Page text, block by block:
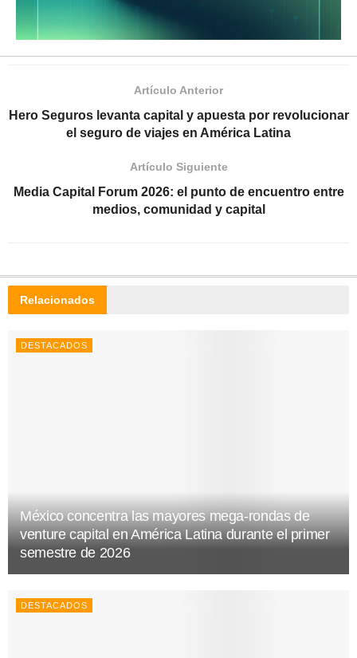
Artículo Anterior
Hero Seguros levanta capital y apuesta por revolucionar
el seguro de viajes en América Latina
Artículo Siguiente
Media Capital Forum 2026: el punto de encuentro entre
medios, comunidad y capital
Relacionados
DESTACADOS
México concentra las mayores mega-rondas de
venture capital en América Latina durante el primer
semestre de 2026
DESTACADOS